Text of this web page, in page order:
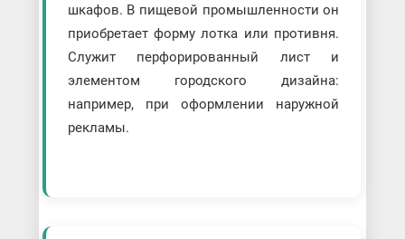
шкафов. В пищевой промышленности он
приобретает форму лотка или противня.
Служит перфорированный лист и
элементом городского дизайна:
например, при оформлении наружной
рекламы.